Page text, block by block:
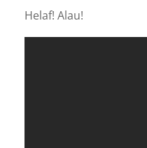
Helaf! Alau!